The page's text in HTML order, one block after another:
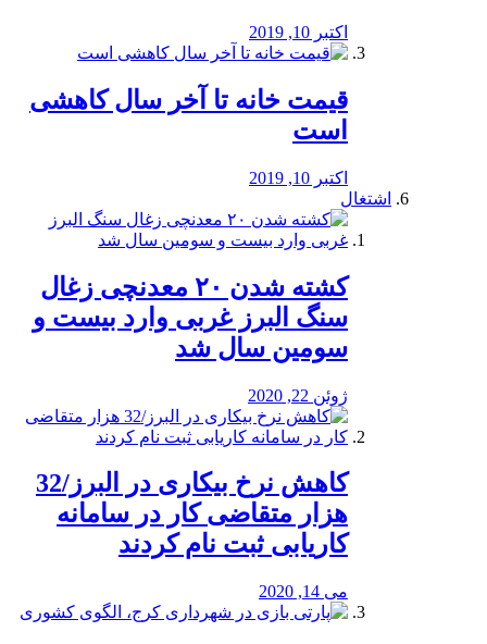
اکتبر 10, 2019
قیمت خانه تا آخر سال کاهشی
است
اکتبر 10, 2019
اشتغال
کشته شدن ۲۰ معدنچی زغال
سنگ البرز غربی وارد بیست و
سومین سال شد
ژوئن 22, 2020
کاهش نرخ بیکاری در البرز/32
هزار متقاضی کار در سامانه
کاریابی ثبت نام کردند
می 14, 2020